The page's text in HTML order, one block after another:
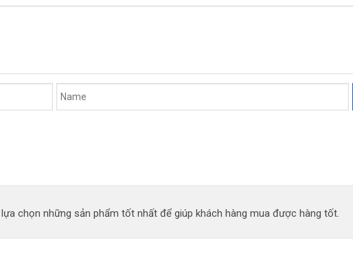
chọn những sản phẩm tốt nhất để giúp khách hàng mua được hàng tốt.